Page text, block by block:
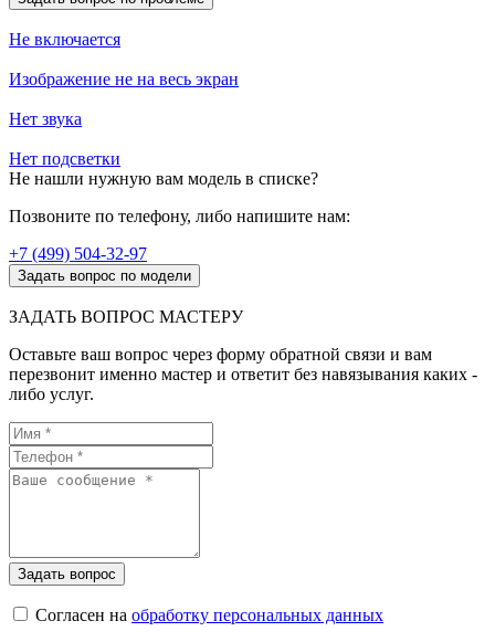
Не включается
Изображение не на весь экран
Нет звука
Нет подсветки
Не нашли нужную вам модель в списке?
Позвоните по телефону, либо напишите нам:
+7 (499) 504-32-97
Задать вопрос по модели
ЗАДАТЬ ВОПРОС МАСТЕРУ
Оставьте ваш вопрос через форму обратной связи и вам
перезвонит именно мастер и ответит без навязывания каких -
либо услуг.
Согласен на обработку персональных данных